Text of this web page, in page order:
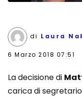
di Laura
6 Marzo 2018 07:51
La decisione di
carica di